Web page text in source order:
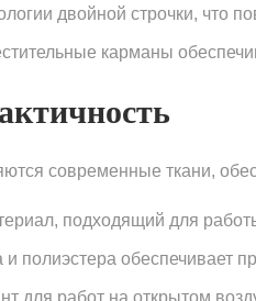
двойной строчки, что
карманы
современные ткани,
подходящий для
полиэстера обеспечивает
для работ на открытом